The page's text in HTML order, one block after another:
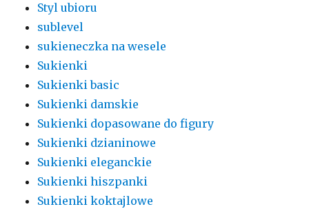
Styl ubioru
sublevel
sukieneczka na wesele
Sukienki
Sukienki basic
Sukienki damskie
Sukienki dopasowane do figury
Sukienki dzianinowe
Sukienki eleganckie
Sukienki hiszpanki
Sukienki koktajlowe